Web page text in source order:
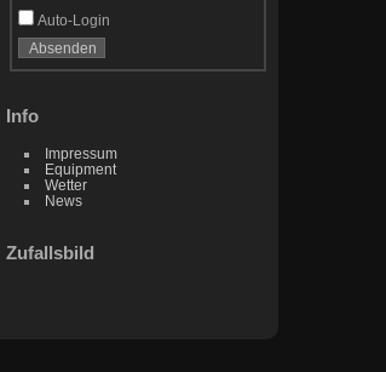
Auto-Login
Info
Impressum
Equipment
Wetter
News
Zufallsbild